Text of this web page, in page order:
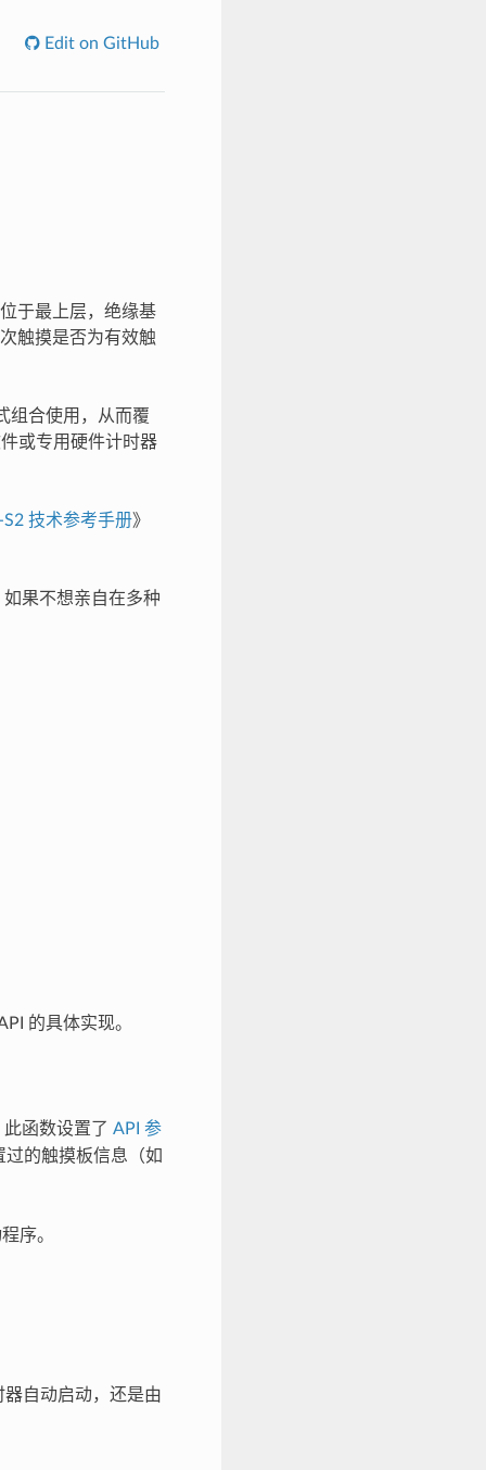
Edit on GitHub
于最上层，绝缘基
触摸是否为有效触
组合使用，从而覆
或专用硬件计时器
S2 技术参考手册》
果不想亲自在多种
的具体实现。
函数设置了 API 参
的触摸板信息（如
序。
自动启动，还是由